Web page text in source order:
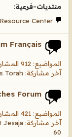
منتديات-فرعية:
Center
Français
المواضيع: 912 المشاركات: 2,278
آخر مشاركة: Torah
Forum
المواضيع: 421 المشاركات: 702
آخر مشاركة: Jesaja
60